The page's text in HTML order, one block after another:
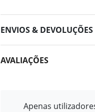
ENVIOS & DEVOLUÇÕES
AVALIAÇÕES
Apenas